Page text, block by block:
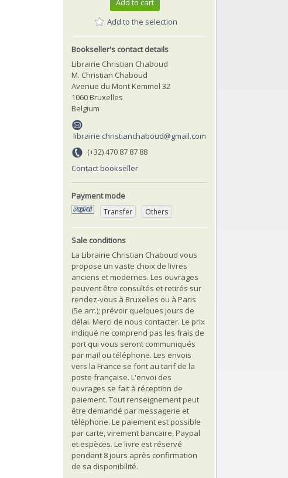
Add to cart
Add to the selection
Bookseller's contact details
Librairie Christian Chaboud
M. Christian Chaboud
Avenue du Mont Kemmel 32
1060 Bruxelles
Belgium
librairie.christianchaboud@gmail.com
(+32) 470 87 87 88
Contact bookseller
Payment mode
Transfer Others
Sale conditions
La Librairie Christian Chaboud vous
propose un vaste choix de livres
anciens et modernes. Les ouvrages
peuvent être consultés et retirés sur
rendez-vous à Bruxelles ou à Paris
(5e arr.); prévoir quelques jours de
délai. Merci de nous contacter. Le prix
indiqué ne comprend pas les frais de
port qui vous seront communiqués
par mail ou téléphone. Les envois
vers la France se font au tarif de la
poste française. L'envoi des
ouvrages se fait à réception de
paiement. Tout renseignement peut
être demandé par messagerie et
téléphone. Le paiement est possible
par carte, virement bancaire, Paypal
et espèces. Le livre est réservé
pendant 8 jours après confirmation
de sa disponibilité.